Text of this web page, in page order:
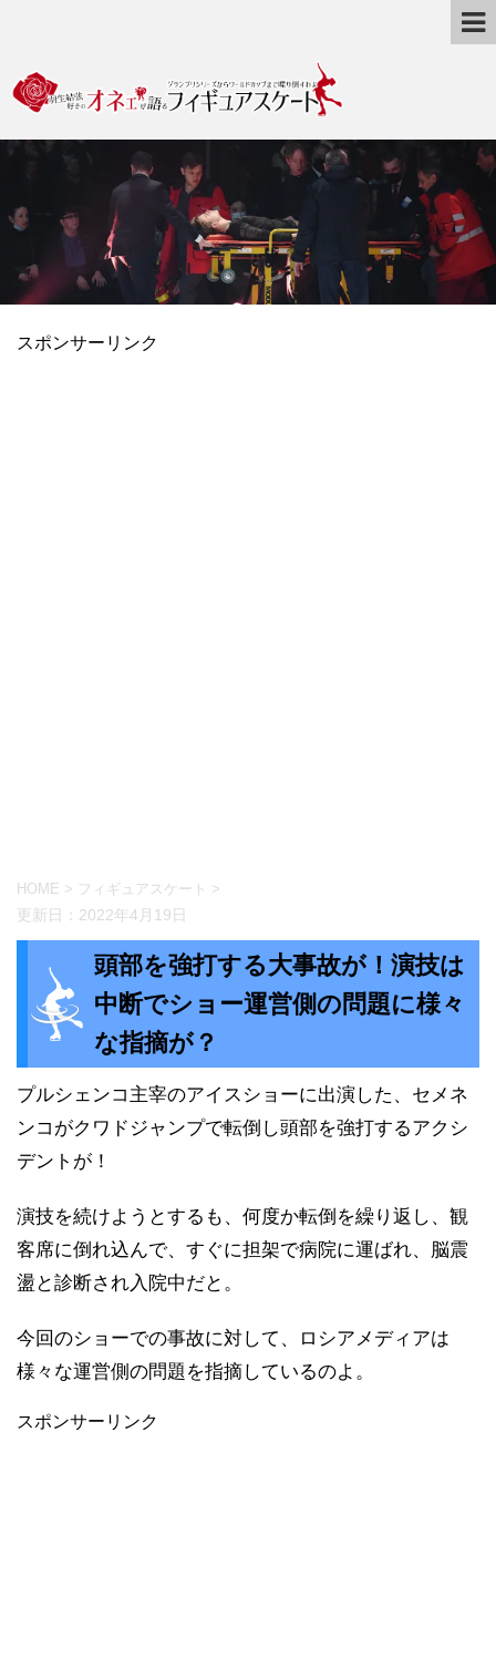
スポンサーリンク
HOME > フィギュアスケート >
更新日： 2022年4月19日
頭部を強打する大事故が！演技は
中断でショー運営側の問題に様々
な指摘が？
プルシェンコ主宰のアイスショーに出演した、セメネ
ンコがクワドジャンプで転倒し頭部を強打するアクシ
デントが！
演技を続けようとするも、何度か転倒を繰り返し、観
客席に倒れ込んで、すぐに担架で病院に運ばれ、脳震
盪と診断され入院中だと。
今回のショーでの事故に対して、ロシアメディアは
様々な運営側の問題を指摘しているのよ。
スポンサーリンク